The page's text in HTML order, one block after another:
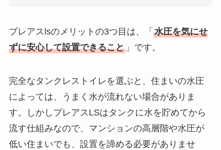
プレアスlsのメリットの3つ目は、「 水圧を気にせ
ずに安心して設置できること」です。
完全なタンクレストイレを選ぶと、住まいの水圧
によっては、うまく水が流れない場合がありま
す。しかしプレアスLSはタンクに水を貯めてから
流す仕組みなので、マンションの高層階や水圧が
低い住まいでも、設置を諦める必要がありませ